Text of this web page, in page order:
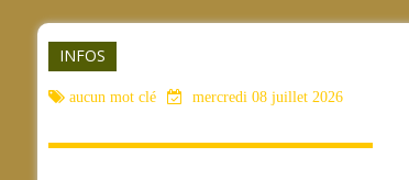
INFOS
aucun mot clé mercredi 08 juillet 2026